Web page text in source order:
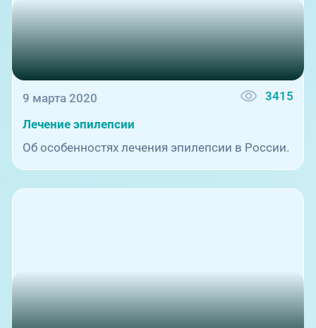
9 марта 2020 3415
Лечение эпилепсии
Об особенностях лечения эпилепсии в России.